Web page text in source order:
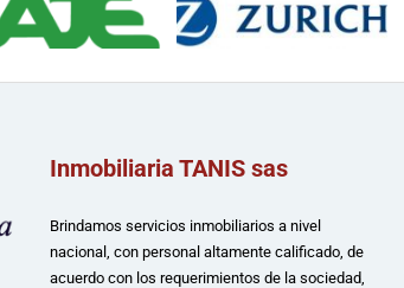
Inmobiliaria TANIS sas
Brindamos servicios inmobiliarios a nivel
nacional, con personal altamente calificado, de
acuerdo con los requerimientos de la sociedad,